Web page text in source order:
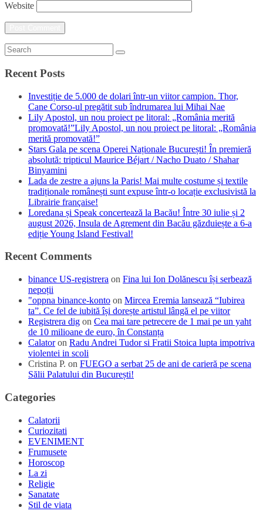
Website
Recent Posts
Investiție de 5.000 de dolari într-un viitor campion. Thor,
Cane Corso-ul pregătit sub îndrumarea lui Mihai Nae
Lily Apostol, un nou proiect pe litoral: „România merită
promovată!”Lily Apostol, un nou proiect pe litoral: „România
merită promovată!”
Stars Gala pe scena Operei Naționale București! În premieră
absolută: tripticul Maurice Béjart / Nacho Duato / Shahar
Binyamini
Lada de zestre a ajuns la Paris! Mai multe costume și textile
tradiționale românești sunt expuse într-o locație exclusivistă la
Librairie française!
Loredana și Speak concertează la Bacău! Între 30 iulie și 2
august 2026, Insula de Agrement din Bacău găzduiește a 6-a
ediție Young Island Festival!
Recent Comments
binance US-registrera on Fina lui Ion Dolănescu își serbează
nepoții
"oppna binance-konto on Mircea Eremia lansează “Iubirea
ta”. Ce fel de iubită își dorește artistul lângă el pe viitor
Registrera dig on Cea mai tare petrecere de 1 mai pe un yaht
de 10 milioane de euro, în Constanța
Calatoron Radu Andrei Tudor si Fratii Stoica lupta impotriva
violentei in scoli
Cristina P. on FUEGO a serbat 25 de ani de carieră pe scena
Sălii Palatului din București!
Categories
Calatorii
Curiozitati
EVENIMENT
Frumusete
Horoscop
La zi
Religie
Sanatate
Stil de viata